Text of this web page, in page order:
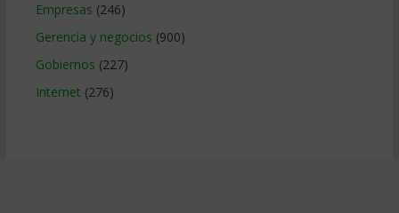
Empresas (246)
Gerencia y negocios (900)
Gobiernos (227)
Internet (276)